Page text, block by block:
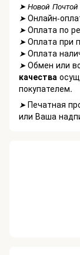
➤ Новой
➤Онлайн-
➤Оплата по
➤Оплата при
➤Оплата
➤Обмен или
качества
покупателем.
➤Печатная
или Ваша